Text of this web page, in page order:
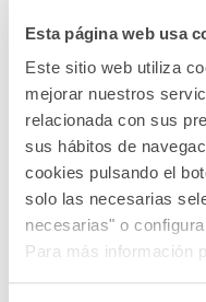
Esta página web usa
Este sitio web utiliza
mejorar nuestros
relacionada con sus
sus hábitos de
cookies pulsando el
solo las necesarias
necesarias" o
Para más información